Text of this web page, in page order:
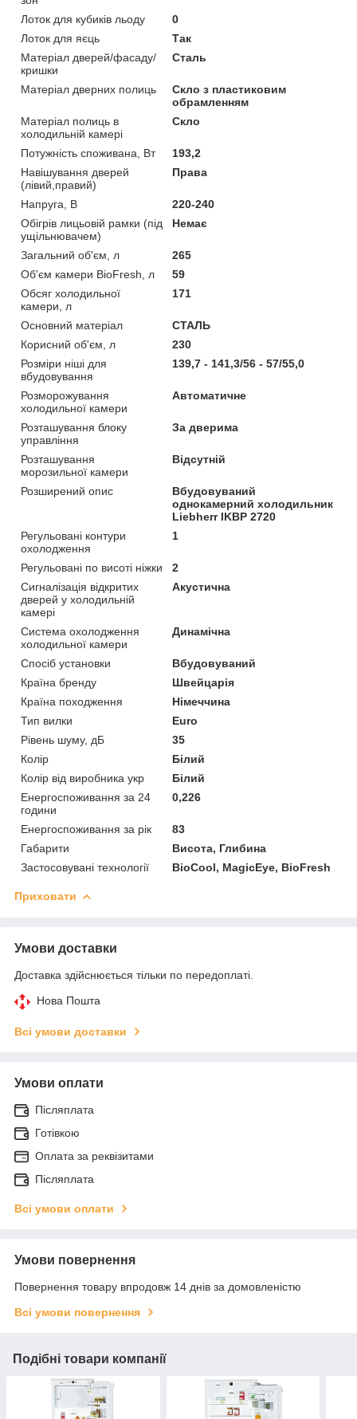
Лоток для кубиків льоду
0
Лоток для яєць
Так
Матеріал дверей/фасаду/
кришки
Сталь
Матеріал дверних полиць
Скло з пластиковим
обрамленням
Матеріал полиць в
холодильній камері
Скло
Потужність споживана, Вт
193,2
Навішування дверей
(лівий,правий)
Права
Напруга, В
220-240
Обігрів лицьовій рамки (під
ущільнювачем)
Немає
Загальний об'єм, л
265
Об'єм камери BioFresh, л
59
Обсяг холодильної
камери, л
171
Основний матеріал
СТАЛЬ
Корисний об'єм, л
230
Розміри ніші для
вбудовування
139,7 - 141,3/56 - 57/55,0
Розморожування
холодильної камери
Автоматичне
Розташування блоку
управління
За дверима
Розташування
морозильної камери
Відсутній
Розширений опис
Вбудовуваний
однокамерний холодильник
Liebherr IKBP 2720
Регульовані контури
охолодження
1
Регульовані по висоті ніжки
2
Сигналізація відкритих
дверей у холодильній
камері
Акустична
Система охолодження
холодильної камери
Динамічна
Спосіб установки
Вбудовуваний
Країна бренду
Швейцарія
Країна походження
Німеччина
Тип вилки
Euro
Рівень шуму, дБ
35
Колір
Білий
Колір від виробника укр
Білий
Енергоспоживання за 24
години
0,226
Енергоспоживання за рік
83
Габарити
Висота, Глибина
Застосовувані технології
BioCool, MagicEye, BioFresh
Приховати
Умови доставки
Доставка здійснюється тільки по передоплаті.
Нова Пошта
Всі умови доставки
Умови оплати
Післяплата
Готівкою
Оплата за реквізитами
Післяплата
Всі умови оплати
Умови повернення
Повернення товару впродовж 14 днів за домовленістю
Всі умови повернення
Подібні товари компанії